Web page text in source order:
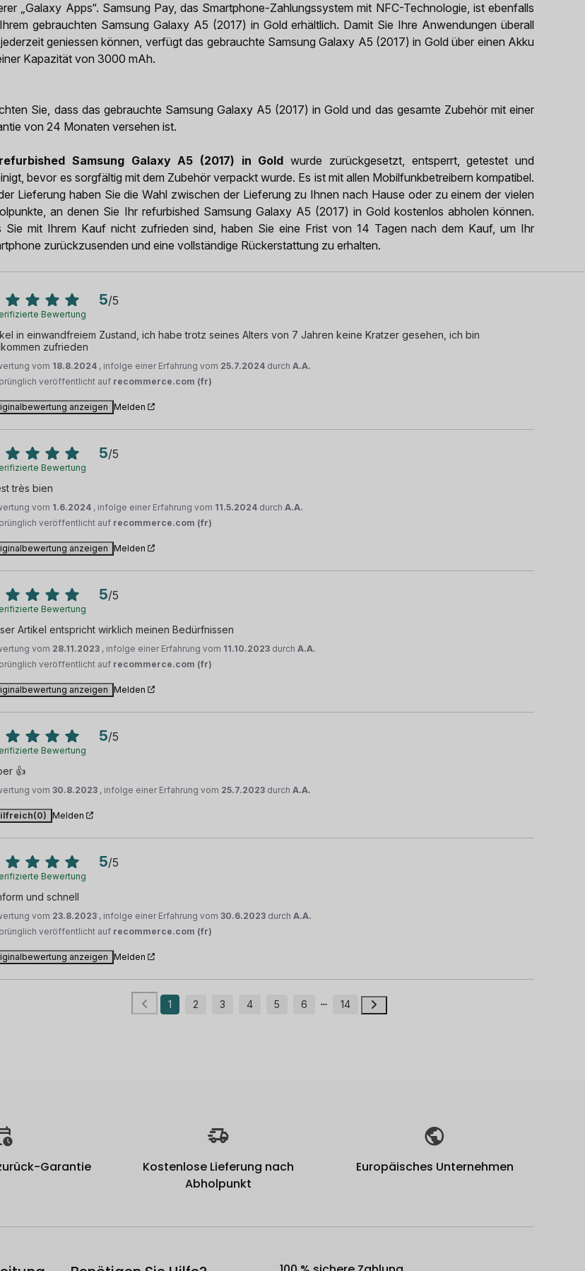
„Galaxy Apps“. Samsung Pay, das Smartphone-Zahlungssystem mit NFC-Technologie, ist ebenfalls
gebrauchten Samsung Galaxy A5 (2017) in Gold erhältlich. Damit Sie Ihre Anwendungen überall
geniessen können, verfügt das gebrauchte Samsung Galaxy A5 (2017) in Gold über einen Akku
Kapazität von 3000 mAh.
Sie, dass das gebrauchte Samsung Galaxy A5 (2017) in Gold und das gesamte Zubehör mit einer
von 24 Monaten versehen ist.
refurbished Samsung Galaxy A5 (2017) in Gold wurde zurückgesetzt, entsperrt, getestet und
bevor es sorgfältig mit dem Zubehör verpackt wurde. Es ist mit allen Mobilfunkbetreibern kompatibel.
Lieferung haben Sie die Wahl zwischen der Lieferung zu Ihnen nach Hause oder zu einem der vielen
an denen Sie Ihr refurbished Samsung Galaxy A5 (2017) in Gold kostenlos abholen können.
Sie mit Ihrem Kauf nicht zufrieden sind, haben Sie eine Frist von 14 Tagen nach dem Kauf, um Ihr
zurückzusenden und eine vollständige Rückerstattung zu erhalten.
5/5
Bewertung
in einwandfreiem Zustand, ich habe trotz seines Alters von 7 Jahren keine Kratzer gesehen, ich bin
zufrieden
vom 18.8.2024 , infolge einer Erfahrung vom 25.7.2024 durchA.A.
veröffentlicht auf recommerce.com (fr)
anzeigen Melden
5/5
Bewertung
très bien
vom 1.6.2024 , infolge einer Erfahrung vom 11.5.2024 durchA.A.
veröffentlicht auf recommerce.com (fr)
anzeigen Melden
5/5
Bewertung
Artikel entspricht wirklich meinen Bedürfnissen
vom 28.11.2023 , infolge einer Erfahrung vom 11.10.2023 durchA.A.
veröffentlicht auf recommerce.com (fr)
anzeigen Melden
5/5
Bewertung
👍
vom30.8.2023 , infolge einer Erfahrung vom 25.7.2023 durchA.A.
(0) Melden
5/5
Bewertung
und schnell
vom 23.8.2023 , infolge einer Erfahrung vom30.6.2023 durchA.A.
veröffentlicht auf recommerce.com (fr)
anzeigen Melden
1 2 3 4 5 6 14
Garantie
Kostenlose Lieferung nach
Abholpunkt
Europäisches Unternehmen